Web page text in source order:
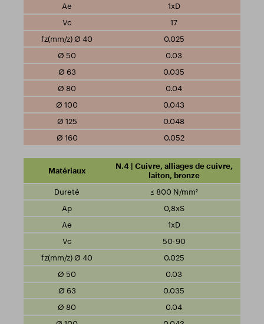
1xD
17
0.025
0.03
0.035
0.04
0.043
0.048
0.052
N.4 | Cuivre, alliages de cuivre,
laiton, bronze
≤ 800 N/mm²
0,8xS
1xD
50-90
0.025
0.03
0.035
0.04